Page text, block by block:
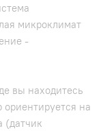
микроклимат
-
вы находитесь
ориентируется на
(датчик